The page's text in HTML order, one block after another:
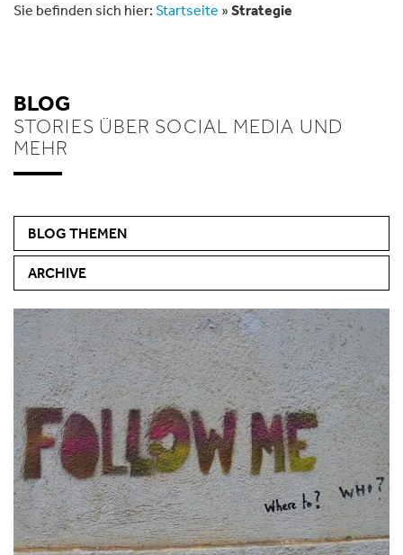
Sie befinden sich hier: Startseite » Strategie
BLOG
STORIES ÜBER SOCIAL MEDIA UND
MEHR
BLOG THEMEN
ARCHIVE